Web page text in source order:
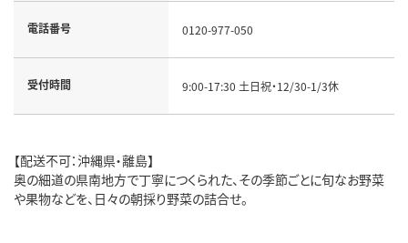
電話番号 0120-977-050
受付時間 9:00-17:30 土日祝・12/30-1/3休
【配送不可：沖縄県・離島】
奥の細道の県南地方で丁寧につくられた、その季節ごとに旬なお野菜
や果物などを、日々の朝採り野菜の詰合せ。